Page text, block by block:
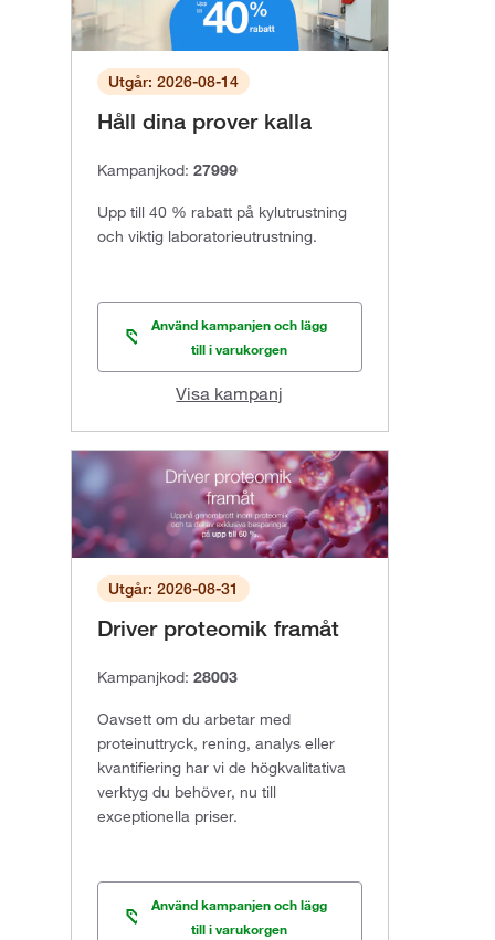
Utgår: 2026-08-14
Håll dina prover kalla
Kampanjkod: 27999
Upp till 40 % rabatt på kylutrustning
och viktig laboratorieutrustning.
Använd kampanjen och lägg
till i varukorgen
Visa kampanj
Utgår: 2026-08-31
Driver proteomik framåt
Kampanjkod: 28003
Oavsett om du arbetar med
proteinuttryck, rening, analys eller
kvantifiering har vi de högkvalitativa
verktyg du behöver, nu till
exceptionella priser.
Använd kampanjen och lägg
till i varukorgen